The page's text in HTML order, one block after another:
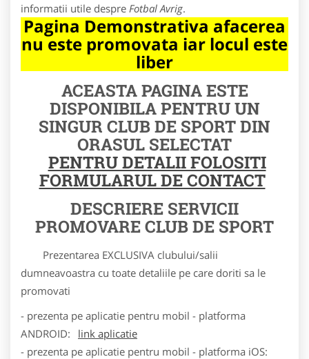
informatii utile despre Fotbal Avrig.
Pagina Demonstrativa afacerea
nu este promovata iar locul este
liber
ACEASTA PAGINA ESTE
DISPONIBILA PENTRU UN
SINGUR CLUB DE SPORT DIN
ORASUL SELECTAT
PENTRU DETALII FOLOSITI
FORMULARUL DE CONTACT
DESCRIERE SERVICII
PROMOVARE CLUB DE SPORT
Prezentarea EXCLUSIVA clubului/salii
dumneavoastra cu toate detaliile pe care doriti sa le
promovati
- prezenta pe aplicatie pentru mobil - platforma
ANDROID:
link aplicatie
- prezenta pe aplicatie pentru mobil - platforma iOS: